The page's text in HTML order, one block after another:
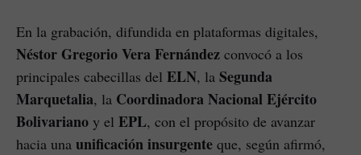
En la grabación, difundida en plataformas digitales,
Néstor Gregorio Vera Fernández convocó a los
principales cabecillas del ELN, la Segunda
Marquetalia, la Coordinadora Nacional Ejército
Bolivariano y el EPL, con el propósito de avanzar
hacia una unificación insurgente que, según afirmó,